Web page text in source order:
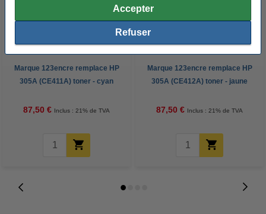
Accepter
Refuser
Marque 123encre remplace HP
305A (CE411A) toner - cyan
87,50 € Inclus : 21% de TVA
Marque 123encre remplace HP
305A (CE412A) toner - jaune
87,50 € Inclus : 21% de TVA